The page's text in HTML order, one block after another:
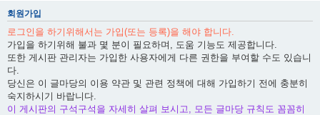
회원가입
로그인을 하기위해서는 가입(또는 등록)을 해야 합니다.
가입을 하기위해 불과 몇 분이 필요하며, 도움 기능도 제공합니다.
또한 게시판 관리자는 가입한 사용자에게 다른 권한을 부여할 수도 있습니
다.
당신은 이 글마당의 이용 약관 및 관련 정책에 대해 가입하기 전에 충분히
숙지하시기 바랍니다.
이 게시판의 구석구석을 자세히 살펴 보시고, 모든 글마당 규칙도 꼼꼼히